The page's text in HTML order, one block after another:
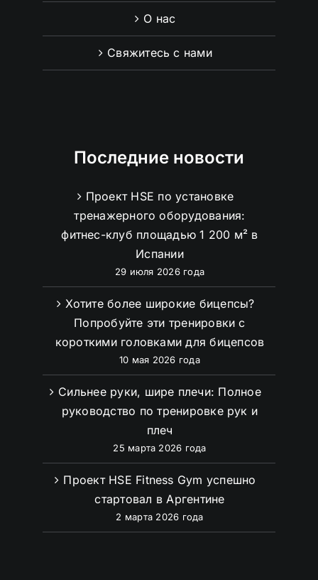
О нас
Свяжитесь с нами
Последние новости
Проект HSE по установке
тренажерного оборудования:
фитнес-клуб площадью 1 200 м² в
Испании
29 июля 2026 года
Хотите более широкие бицепсы?
Попробуйте эти тренировки с
короткими головками для бицепсов
10 мая 2026 года
Сильнее руки, шире плечи: Полное
руководство по тренировке рук и
плеч
25 марта 2026 года
Проект HSE Fitness Gym успешно
стартовал в Аргентине
2 марта 2026 года